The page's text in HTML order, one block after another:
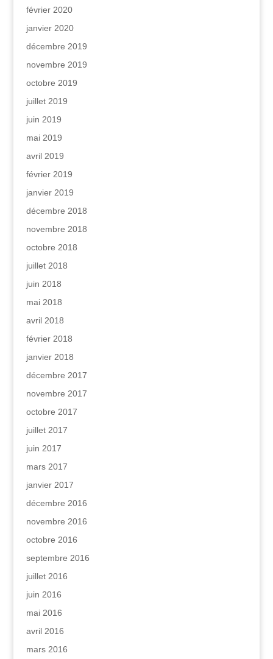
février 2020
janvier 2020
décembre 2019
novembre 2019
octobre 2019
juillet 2019
juin 2019
mai 2019
avril 2019
février 2019
janvier 2019
décembre 2018
novembre 2018
octobre 2018
juillet 2018
juin 2018
mai 2018
avril 2018
février 2018
janvier 2018
décembre 2017
novembre 2017
octobre 2017
juillet 2017
juin 2017
mars 2017
janvier 2017
décembre 2016
novembre 2016
octobre 2016
septembre 2016
juillet 2016
juin 2016
mai 2016
avril 2016
mars 2016